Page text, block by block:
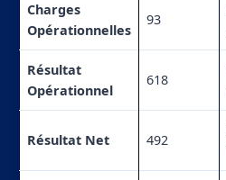
Charges
Opérationnelles
93
Résultat
Opérationnel
618
Résultat Net 492